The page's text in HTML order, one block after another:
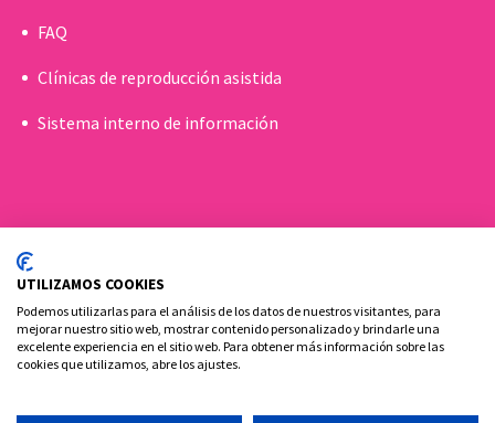
FAQ
Clínicas de reproducción asistida
Sistema interno de información
UTILIZAMOS COOKIES
Podemos utilizarlas para el análisis de los datos de nuestros visitantes, para
mejorar nuestro sitio web, mostrar contenido personalizado y brindarle una
excelente experiencia en el sitio web. Para obtener más información sobre las
cookies que utilizamos, abre los ajustes.